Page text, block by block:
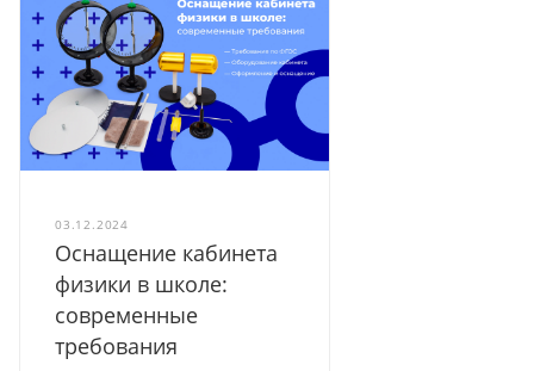
03.12.2024
Оснащение кабинета
физики в школе:
современные
требования